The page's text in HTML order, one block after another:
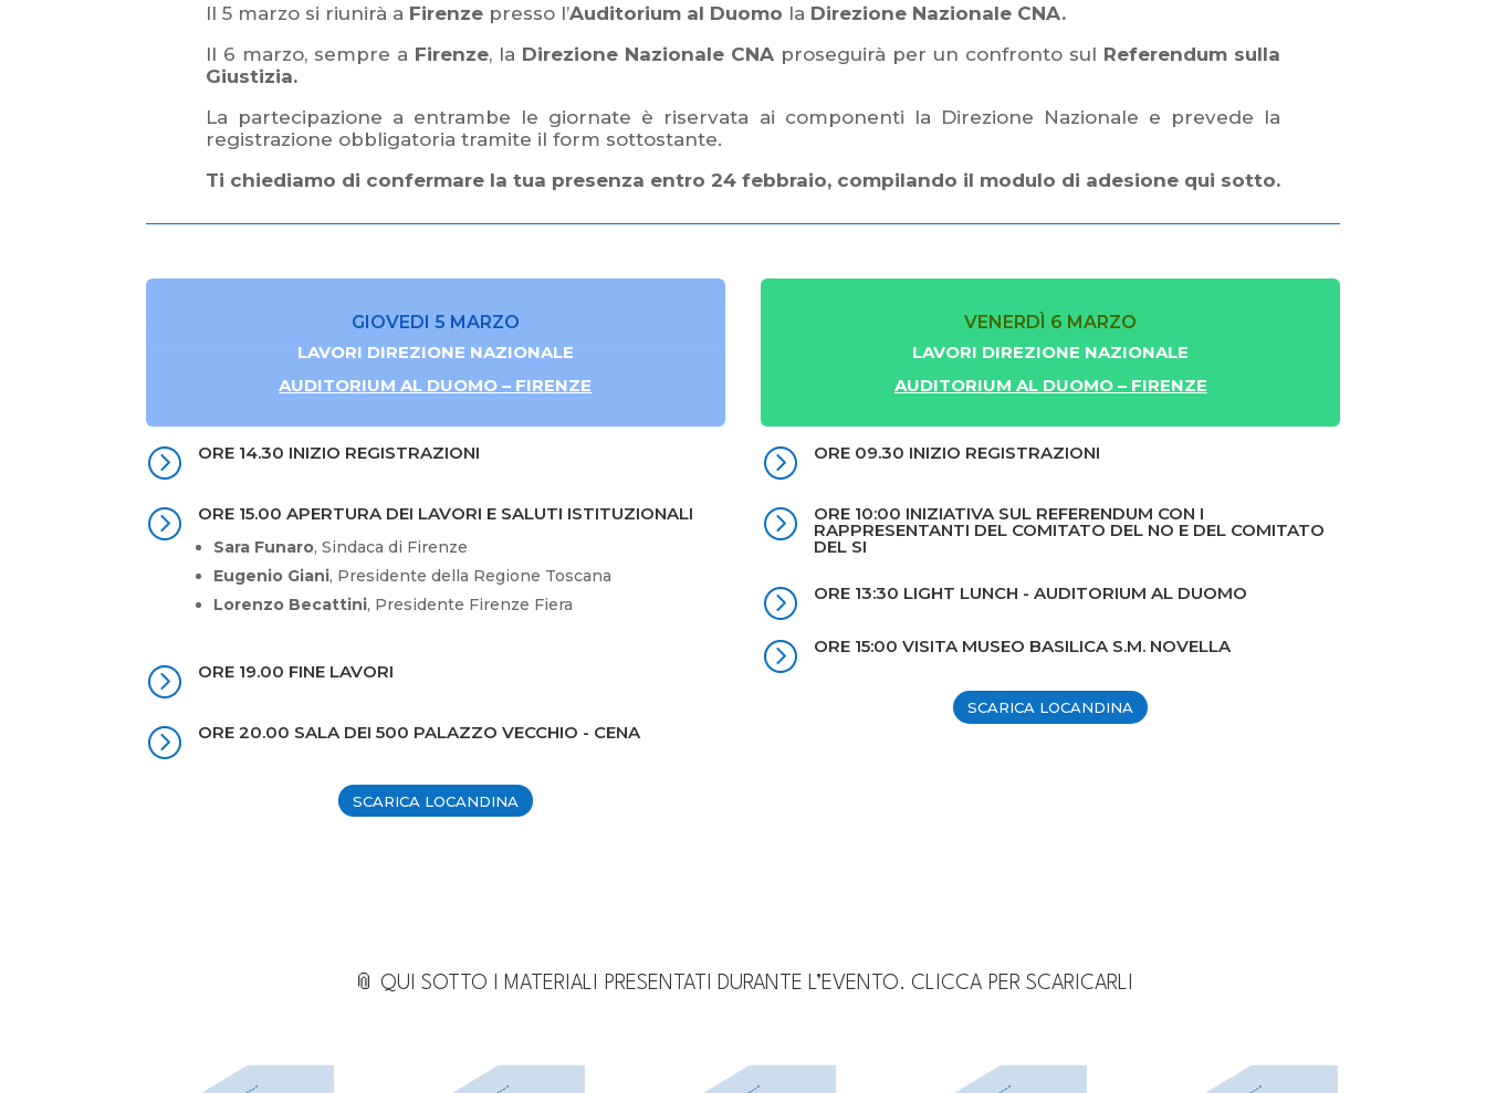
Il 5 marzo si riunirà a Firenze presso l’Auditorium al Duomo la Direzione Nazionale CNA.
Il 6 marzo, sempre a Firenze, la Direzione Nazionale CNA proseguirà per un confronto sul Referendum sulla
Giustizia.
La partecipazione a entrambe le giornate è riservata ai componenti la Direzione Nazionale e prevede la
registrazione obbligatoria tramite il form sottostante.
Ti chiediamo di confermare la tua presenza entro 24 febbraio, compilando il modulo di adesione qui sotto.
GIOVEDI 5 MARZO
LAVORI DIREZIONE NAZIONALE
AUDITORIUM AL DUOMO – FIRENZE
= ORE 14.30 INIZIO REGISTRAZIONI
= ORE 15.00 APERTURA DEI LAVORI E SALUTI ISTITUZIONALI
Sara Funaro, Sindaca di Firenze
Eugenio Giani, Presidente della Regione Toscana
Lorenzo Becattini, Presidente Firenze Fiera
= ORE 19.00 FINE LAVORI
= ORE 20.00 SALA DEI 500 PALAZZO VECCHIO - CENA
SCARICA LOCANDINA
VENERDÌ 6 MARZO
LAVORI DIREZIONE NAZIONALE
AUDITORIUM AL DUOMO – FIRENZE
= ORE 09.30 INIZIO REGISTRAZIONI
= ORE 10:00 INIZIATIVA SUL REFERENDUM CON I
RAPPRESENTANTI DEL COMITATO DEL NO E DEL COMITATO
DEL SI
= ORE 13:30 LIGHT LUNCH - AUDITORIUM AL DUOMO
= ORE 15:00 VISITA MUSEO BASILICA S.M. NOVELLA
SCARICA LOCANDINA
📎 QUI SOTTO I MATERIALI PRESENTATI DURANTE L’EVENTO. CLICCA PER SCARICARLI